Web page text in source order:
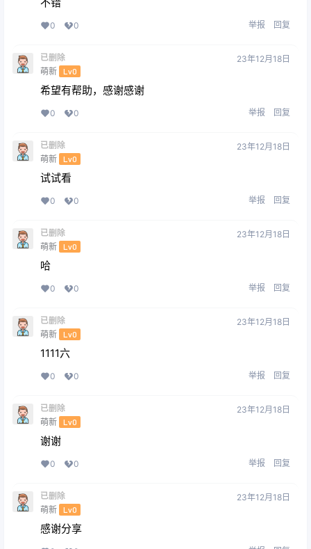
0 0 举报 回复
已删除
萌新 Lv0
23年12月18日
希望有帮助，感谢感谢
0 0 举报 回复
已删除
萌新 Lv0
23年12月18日
试试看
0 0 举报 回复
已删除
萌新 Lv0
23年12月18日
哈
0 0 举报 回复
已删除
萌新 Lv0
23年12月18日
1111六
0 0 举报 回复
已删除
萌新 Lv0
23年12月18日
谢谢
0 0 举报 回复
已删除
萌新 Lv0
23年12月18日
感谢分享